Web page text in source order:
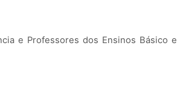
e Professores dos Ensinos Básico e